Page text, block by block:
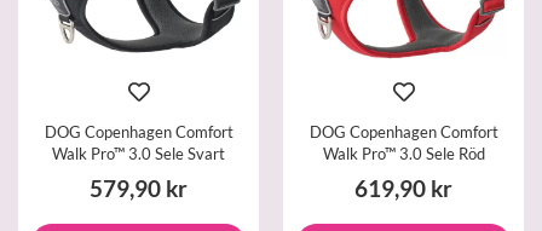
DOG Copenhagen Comfort
Walk Pro™ 3.0 Sele Svart
579,90 kr
DOG Copenhagen Comfort
Walk Pro™ 3.0 Sele Röd
619,90 kr